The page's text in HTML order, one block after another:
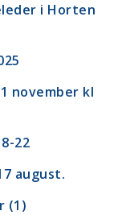
i Horten
november kl
22
august.
(1)